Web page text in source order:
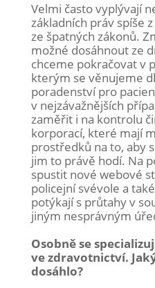
Velmi často vyplývají
základních práv spíše
ze špatných zákonů.
možné dosáhnout ze
chceme pokračovat v
kterým se věnujeme
poradenství pro
v nejzávažnějších
zaměřit i na kontrolu
korporací, které mají
prostředků na to, aby
jim to právě hodí. Na
spustit nové webové
policejní svévole a
potýkají s průtahy v
jiným nesprávným
Osobně se
ve zdravotnictví.
dosáhlo?